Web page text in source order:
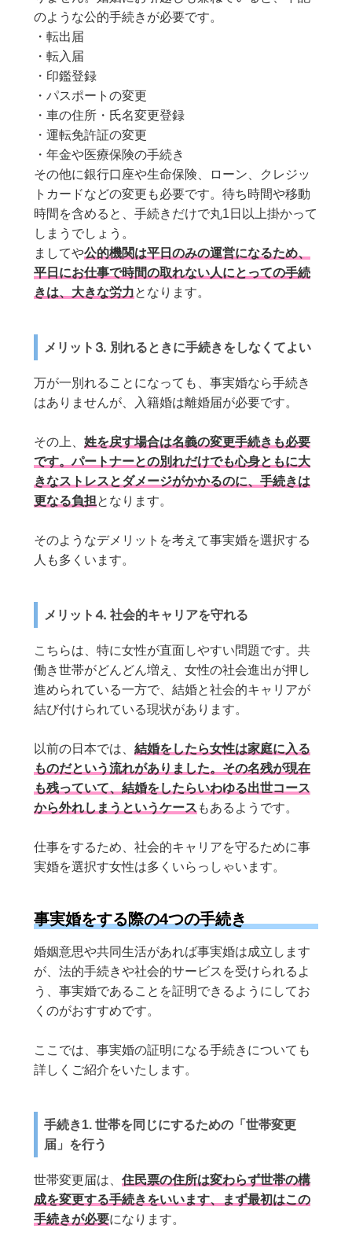
のような公的手続きが必要です。
・転出届
・転入届
・印鑑登録
・パスポートの変更
・車の住所・氏名変更登録
・運転免許証の変更
・年金や医療保険の手続き
その他に銀行口座や生命保険、ローン、クレジッ
トカードなどの変更も必要です。待ち時間や移動
時間を含めると、手続きだけで丸1日以上掛かって
しまうでしょう。
ましてや公的機関は平日のみの運営になるため、
平日にお仕事で時間の取れない人にとっての手続
きは、大きな労力となります。
メリット⒊ 別れるときに手続きをしなくてよい
万が一別れることになっても、事実婚なら手続き
はありませんが、入籍婚は離婚届が必要です。
その上、姓を戻す場合は名義の変更手続きも必要
です。パートナーとの別れだけでも心身ともに大
きなストレスとダメージがかかるのに、手続きは
更なる負担となります。
そのようなデメリットを考えて事実婚を選択する
人も多くいます。
メリット⒋ 社会的キャリアを守れる
こちらは、特に女性が直面しやすい問題です。共
働き世帯がどんどん増え、女性の社会進出が押し
進められている一方で、結婚と社会的キャリアが
結び付けられている現状があります。
以前の日本では、結婚をしたら女性は家庭に入る
ものだという流れがありました。その名残が現在
も残っていて、結婚をしたらいわゆる出世コース
から外れしまうというケース もあるようです。
仕事をするため、社会的キャリアを守るために事
実婚を選択す女性は多くいらっしゃいます。
事実婚をする際の4つの手続き
婚姻意思や共同生活があれば事実婚は成立します
が、法的手続きや社会的サービスを受けられるよ
う、事実婚であることを証明できるようにしてお
くのがおすすめです。
ここでは、事実婚の証明になる手続きについても
詳しくご紹介をいたします。
手続き1. 世帯を同じにするための「世帯変更
届」を行う
世帯変更届は、住民票の住所は変わらず世帯の構
成を変更する手続きをいいます、まず最初はこの
手続きが必要になります。